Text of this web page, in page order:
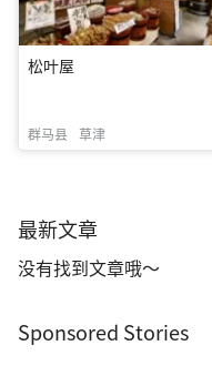
松叶屋
群马县 草津
最新文章
没有找到文章哦～
Sponsored Stories